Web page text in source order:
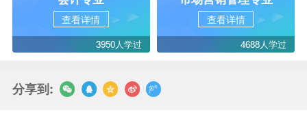
查看详情
3950人学过
查看详情
4688人学过
分享到: